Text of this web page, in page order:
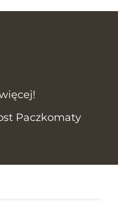
Paczkomaty